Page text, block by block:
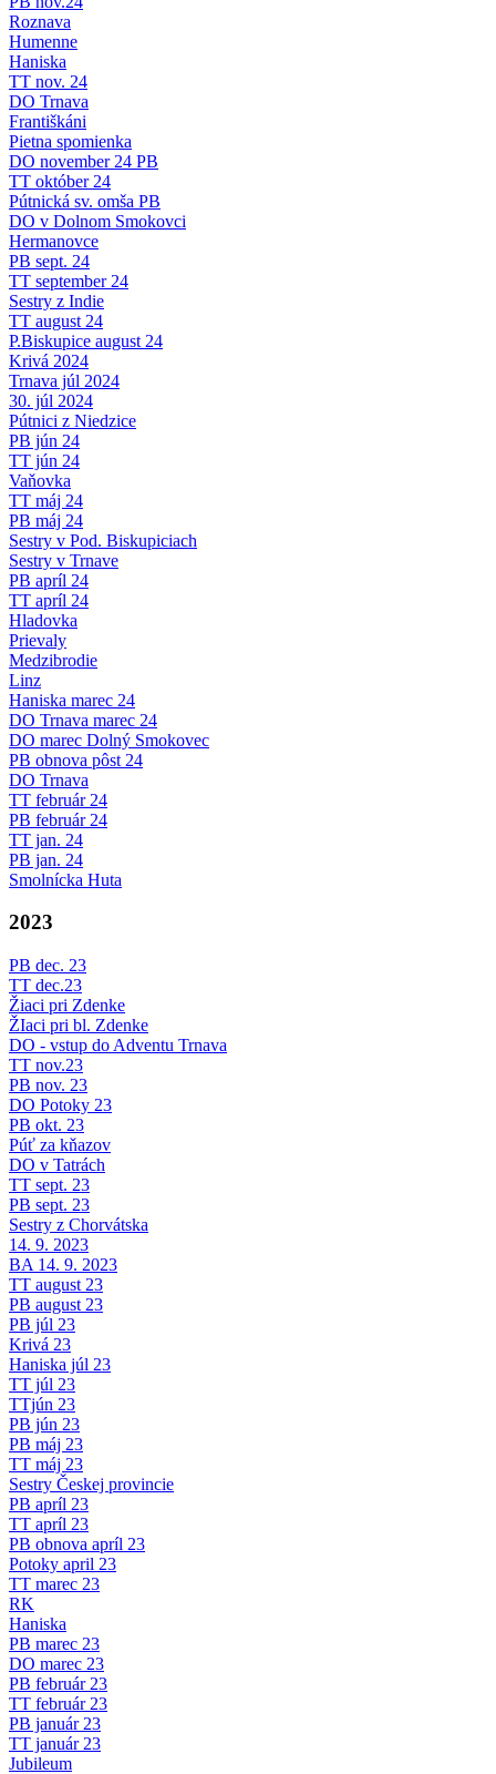
Roznava
Humenne
Haniska
TT nov. 24
DO Trnava
Františkáni
Pietna spomienka
DO november 24 PB
TT október 24
Pútnická sv. omša PB
DO v Dolnom Smokovci
Hermanovce
PB sept. 24
TT september 24
Sestry z Indie
TT august 24
P.Biskupice august 24
Krivá 2024
Trnava júl 2024
30. júl 2024
Pútnici z Niedzice
PB jún 24
TT jún 24
Vaňovka
TT máj 24
PB máj 24
Sestry v Pod. Biskupiciach
Sestry v Trnave
PB apríl 24
TT apríl 24
Hladovka
Prievaly
Medzibrodie
Linz
Haniska marec 24
DO Trnava marec 24
DO marec Dolný Smokovec
PB obnova pôst 24
DO Trnava
TT február 24
PB február 24
TT jan. 24
PB jan. 24
Smolnícka Huta
2023
PB dec. 23
TT dec.23
Žiaci pri Zdenke
ŽIaci pri bl. Zdenke
DO - vstup do Adventu Trnava
TT nov.23
PB nov. 23
DO Potoky 23
PB okt. 23
Púť za kňazov
DO v Tatrách
TT sept. 23
PB sept. 23
Sestry z Chorvátska
14. 9. 2023
BA 14. 9. 2023
TT august 23
PB august 23
PB júl 23
Krivá 23
Haniska júl 23
TT júl 23
TTjún 23
PB jún 23
PB máj 23
TT máj 23
Sestry Českej provincie
PB apríl 23
TT apríl 23
PB obnova apríl 23
Potoky april 23
TT marec 23
RK
Haniska
PB marec 23
DO marec 23
PB február 23
TT február 23
PB január 23
TT január 23
Jubileum